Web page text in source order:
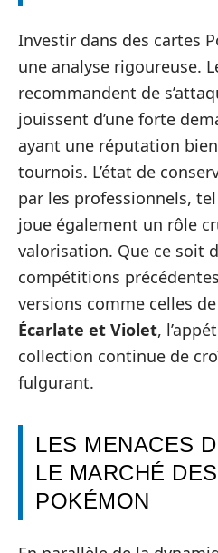
Investir dans des cartes
une analyse rigoureuse.
recommandent de
jouissent d’une forte
ayant une réputation
tournois. L’état de
par les professionnels,
joue également un rôle
valorisation. Que ce soit
compétitions
versions comme celles de
Écarlate et Violet,
collection continue de
fulgurant.
LES MENACES
LE MARCHÉ
POKÉMON